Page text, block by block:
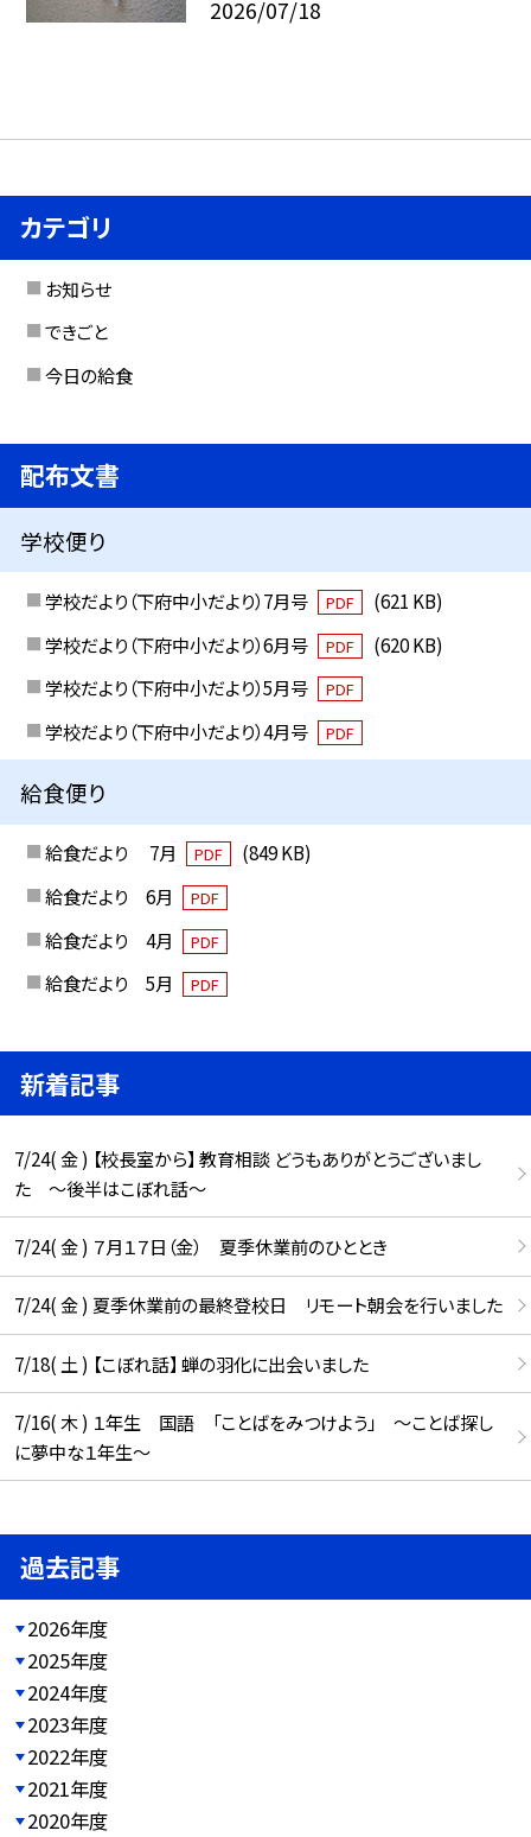
2026/07/18
カテゴリ
お知らせ
できごと
今日の給食
配布文書
学校便り
学校だより（下府中小だより）7月号 PDF
(621 KB)
学校だより（下府中小だより）6月号
PDF
(620 KB)
学校だより（下府中小だより）5月号
PDF
学校だより（下府中小だより）4月号 PDF
給食便り
給食だより 7月 PDF
(849 KB)
給食だより 6月
PDF
給食だより 4月 PDF
給食だより 5月 PDF
新着記事
7/24( 金 ) 【校長室から】 教育相談 どうもありがとうございまし
た ～後半はこぼれ話～
7/24( 金 ) ７月１７日（金） 夏季休業前のひととき
7/24( 金 ) 夏季休業前の最終登校日 リモート朝会を行いました
7/18( 土 ) 【こぼれ話】 蝉の羽化に出会いました
7/16( 木 ) １年生 国語 「ことばをみつけよう」 ～ことば探し
に夢中な１年生～
過去記事
2026年度
2025年度
2024年度
2023年度
2022年度
2021年度
2020年度